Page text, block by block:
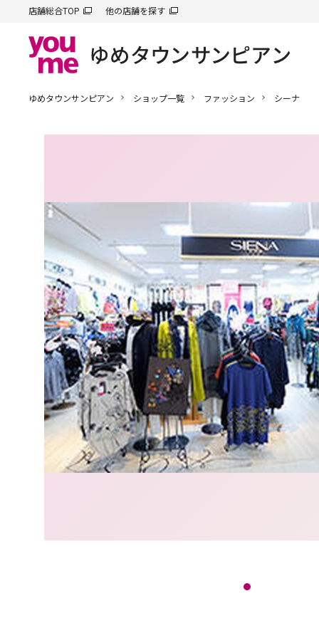
店舗総合TOP 他の店舗を探す
ゆめタウンサンピアン ショップ一覧 ファッション シーナ